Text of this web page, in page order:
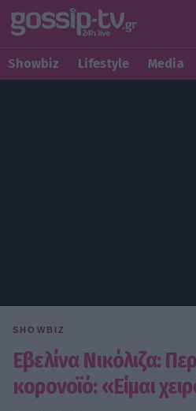
Showbiz Lifestyle Media
SHOWBIZ
Εβελίνα Νικόλιζα:
κορονοϊό: «Είμαι